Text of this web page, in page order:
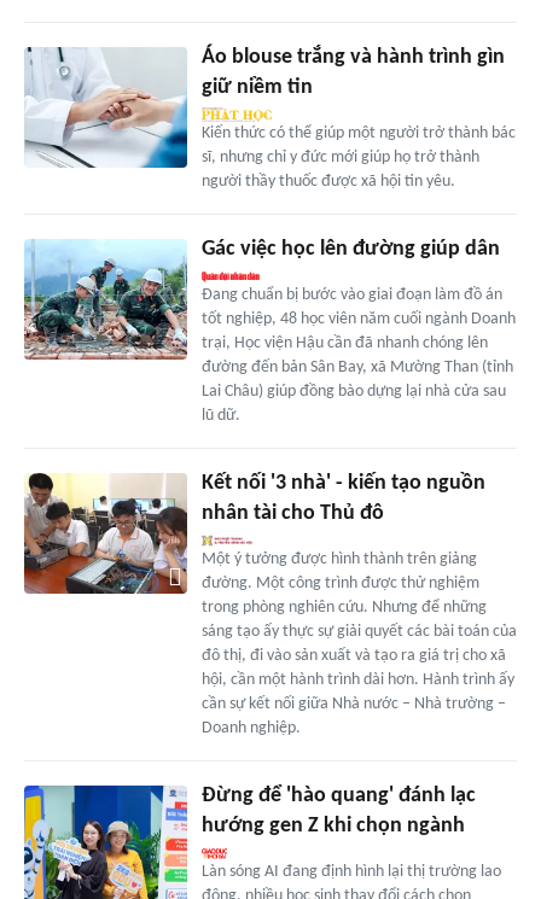
Áo blouse trắng và hành trình gìn
giữ niềm tin
Kiến thức có thể giúp một người trở thành bác
sĩ, nhưng chỉ y đức mới giúp họ trở thành
người thầy thuốc được xã hội tin yêu.
Gác việc học lên đường giúp dân
Đang chuẩn bị bước vào giai đoạn làm đồ án
tốt nghiệp, 48 học viên năm cuối ngành Doanh
trại, Học viện Hậu cần đã nhanh chóng lên
đường đến bản Sân Bay, xã Mường Than (tỉnh
Lai Châu) giúp đồng bào dựng lại nhà cửa sau
lũ dữ.
Kết nối '3 nhà' - kiến tạo nguồn
nhân tài cho Thủ đô
Một ý tưởng được hình thành trên giảng
đường. Một công trình được thử nghiệm
trong phòng nghiên cứu. Nhưng để những
sáng tạo ấy thực sự giải quyết các bài toán của
đô thị, đi vào sản xuất và tạo ra giá trị cho xã
hội, cần một hành trình dài hơn. Hành trình ấy
cần sự kết nối giữa Nhà nước – Nhà trường –
Doanh nghiệp.
Đừng để 'hào quang' đánh lạc
hướng gen Z khi chọn ngành
Làn sóng AI đang định hình lại thị trường lao
động, nhiều học sinh thay đổi cách chọn